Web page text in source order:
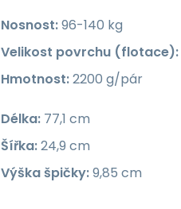
Nosnost:96-140 kg
Velikost povrchu (flotace):
Hmotnost:2200 g/pár
Délka: 77,1 cm
Šířka:24,9 cm
Výška špičky:9,85 cm